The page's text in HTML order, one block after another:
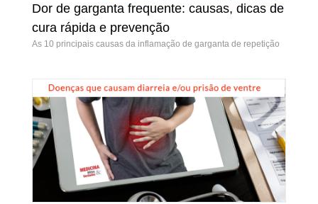
Dor de garganta frequente: causas, dicas de
cura rápida e prevenção
Dor de garganta frequente: causas, dicas de
cura rápida e prevenção
As 10 principais causas da inflamação de garganta de repetição